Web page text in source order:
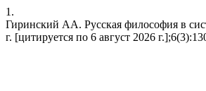
1.
Гиринский АА. Русская философия в
г. [цитируется по 6 август 2026